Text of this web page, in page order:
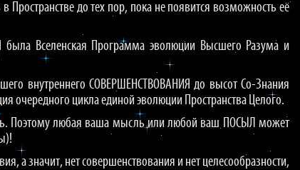
Пространстве до тех пор, пока не появится возможность её
Вселенская Программа эволюции Высшего Разума и
внутреннего СОВЕРШЕНСТВОВАНИЯ до высот Со-Знания
очередного цикла единой эволюции Пространства Целого.
Поэтому любая ваша мысль или любой ваш ПОСЫЛ может
а значит, нет совершенствования и нет целесообразности,